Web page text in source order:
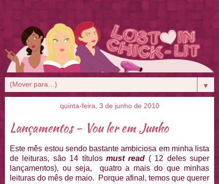
▼
quinta-feira, 3 de junho de 2010
Lançamentos - Vou ler em Junho
Este mês estou sendo bastante ambiciosa em minha lista
de leituras, são 14 títulos must read ( 12 deles super
lançamentos), ou seja, quatro a mais do que minhas
leituras do mês de maio. Porque afinal, temos que querer